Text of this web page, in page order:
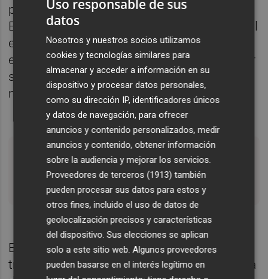
por corrupción en democracia. De Gürtel a
Erial, de Púnica a Brugal, su expediente penal
es más denso que cualquier programa
electoral. Pero que el PSOE se limite a copiar
su manual de control de daños no lo hace
mejor. Solo lo hace reconocible.
Mónica García pidió la dimisión de Santos
Cerdán una hora después de que
dimitiera"
En medio de todo esto, el papel de Sumar es
tristemente revelador.Mónica García
pidió la
Uso responsable de sus
datos
Nosotros y nuestros socios utilizamos
cookies y tecnologías similares para
almacenar y acceder a información en su
dispositivo y procesar datos personales,
como su dirección IP, identificadores únicos
y datos de navegación, para ofrecer
anuncios y contenido personalizados, medir
anuncios y contenido, obtener información
sobre la audiencia y mejorar los servicios.
Proveedores de terceros (1913) también
pueden procesar sus datos para estos y
otros fines, incluido el uso de datos de
geolocalización precisos y características
del dispositivo. Sus elecciones se aplican
solo a este sitio web. Algunos proveedores
pueden basarse en el interés legítimo en